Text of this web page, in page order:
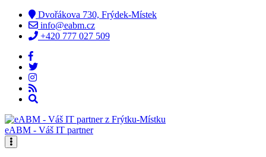
Dvořákova 730, Frýdek-Místek
info@eabm.cz
+420 777 027 509
eABM - Váš IT partner